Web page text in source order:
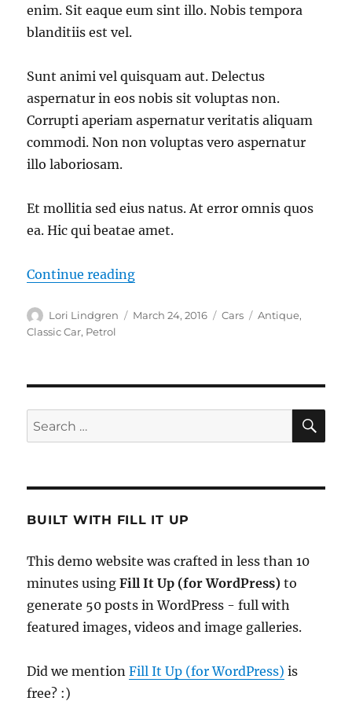
enim. Sit eaque eum sint illo. Nobis tempora
blanditiis est vel.
Sunt animi vel quisquam aut. Delectus
aspernatur in eos nobis sit voluptas non.
Corrupti aperiam aspernatur veritatis aliquam
commodi. Non non voluptas vero aspernatur
illo laboriosam.
Et mollitia sed eius natus. At error omnis quos
ea. Hic qui beatae amet.
Continue reading“Omnis nesciunt repudiandae.”
Author
Lori Lindgren
Posted
March 24, 2016 Categories
Cars Tags
Antique,
Classic Car, Petrol
Search
for:
BUILT WITH FILL IT UP
This demo website was crafted in less than 10
minutes usingFill It Up (for WordPress) to
generate 50 posts in WordPress - full with
featured images, videos and image galleries.
Did we mentionFill It Up (for WordPress) is
free? :)